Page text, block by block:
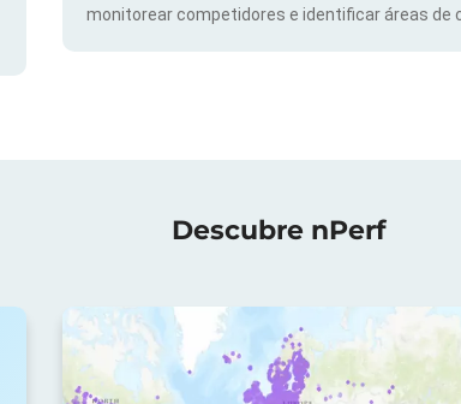
monitorear competidores e identificar áreas de
Descubre nPerf